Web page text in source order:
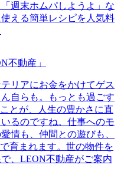
週末ホムパしようよ」な
える簡単レシピを人気料
不動産」
リアにお金をかけてゲス
自らも。もっとも過ごす
とが、人生の豊かさに直
るのですね。仕事へのモ
情も、仲間との遊びも、
育まれます。世の物件を
、LEON不動産がご案内